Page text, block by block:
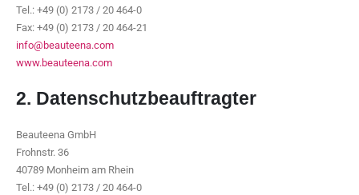
Tel.: +49 (0) 2173 / 20 464-0
Fax: +49 (0) 2173 / 20 464-21
info@beauteena.com
www.beauteena.com
2. Datenschutzbeauftragter
Beauteena GmbH
Frohnstr. 36
40789 Monheim am Rhein
Tel.: +49 (0) 2173 / 20 464-0